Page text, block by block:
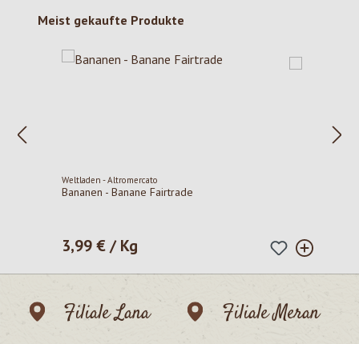
Produktgalerie überspringen
Meist gekaufte Produkte
Weltladen - Altromercato
Bananen - Banane Fairtrade
Regulärer Preis:
3,99 € / Kg
Filiale Lana
Filiale Meran